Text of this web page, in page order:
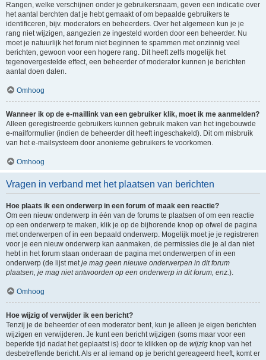
Rangen, welke verschijnen onder je gebruikersnaam, geven een indicatie over
het aantal berchten dat je hebt gemaakt of om bepaalde gebruikers te
identificeren, bijv. moderators en beheerders. Over het algemeen kun je je
rang niet wijzigen, aangezien ze ingesteld worden door een beheerder. Nu
moet je natuurlijk het forum niet beginnen te spammen met onzinnig veel
berichten, gewoon voor een hogere rang. Dit heeft zelfs mogelijk het
tegenovergestelde effect, een beheerder of moderator kunnen je berichten
aantal doen dalen.
Omhoog
Wanneer ik op de e-maillink van een gebruiker klik, moet ik me aanmelden?
Alleen geregistreerde gebruikers kunnen gebruik maken van het ingebouwde
e-mailformulier (indien de beheerder dit heeft ingeschakeld). Dit om misbruik
van het e-mailsysteem door anonieme gebruikers te voorkomen.
Omhoog
Vragen in verband met het plaatsen van berichten
Hoe plaats ik een onderwerp in een forum of maak een reactie?
Om een nieuw onderwerp in één van de forums te plaatsen of om een reactie
op een onderwerp te maken, klik je op de bijhorende knop op ofwel de pagina
met onderwerpen of in een bepaald onderwerp. Mogelijk moet je je registreren
voor je een nieuw onderwerp kan aanmaken, de permissies die je al dan niet
hebt in het forum staan onderaan de pagina met onderwerpen of in een
onderwerp (de lijst metje mag geen nieuwe onderwerpen in dit forum
plaatsen, je mag niet antwoorden op een onderwerp in dit forum, enz.).
Omhoog
Hoe wijzig of verwijder ik een bericht?
Tenzij je de beheerder of een moderator bent, kun je alleen je eigen berichten
wijzigen en verwijderen. Je kunt een bericht wijzigen (soms maar voor een
beperkte tijd nadat het geplaatst is) door te klikken op de wijzig knop van het
desbetreffende bericht. Als er al iemand op je bericht gereageerd heeft, komt er